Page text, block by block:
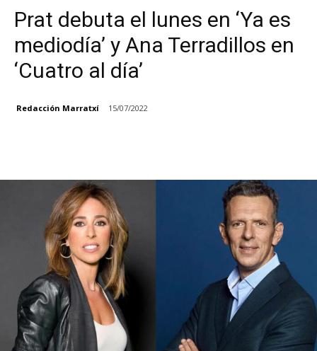
Prat debuta el lunes en ‘Ya es
mediodía’ y Ana Terradillos en
‘Cuatro al día’
Redacción Marratxí 15/07/2022